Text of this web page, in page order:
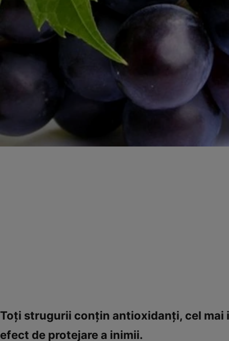
Toţi strugurii conţin antioxidanţi, cel
efect de protejare a inimii.